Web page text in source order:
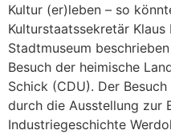
Kultur (er)leben – so
Kulturstaatssekretär Klaus
Stadtmuseum
Besuch der heimische
Schick (CDU). Der
durch die Ausstellung zur
Industriegeschichte